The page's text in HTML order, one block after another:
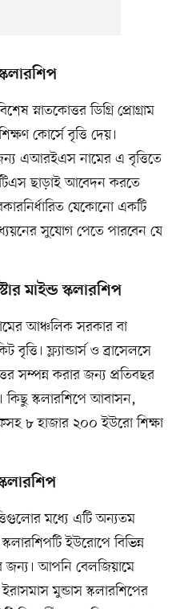
স্নাতকোত্তর ডিগ্রি প্রোগ্রাম
কোর্সে বৃত্তি দেয়।
জন্য এআরইএস নামের এ বৃত্তিতে
ছাড়াই আবেদন করতে
যেকোনো একটি
সুযোগ পেতে পারবেন যে
মাইন্ড স্কলারশিপ
আঞ্চলিক সরকার বা
বৃত্তি। ফ্ল্যান্ডার্স ও ব্রাসেলসে
সম্পন্ন করার জন্য প্রতিবছর
কিছু স্কলারশিপে আবাসন,
৮ হাজার ২০০ ইউরো শিক্ষা
মধ্যে এটি অন্যতম
ইউরোপে বিভিন্ন
জন্য। আপনি বেলজিয়ামে
মুন্ডাস স্কলারশিপের